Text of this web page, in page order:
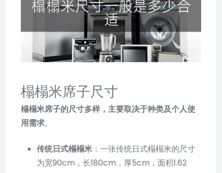
榻榻米席子尺寸
榻榻米席子的尺寸多样，主要取决于种类及个人使
用需求。
传统日式榻榻米 ：一张传统日式榻榻米的尺寸
为宽90cm，长180cm，厚5cm，面积1.62